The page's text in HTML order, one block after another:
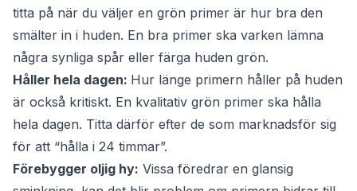
titta på när du väljer en grön primer är hur bra den
smälter in i huden. En bra primer ska varken lämna
några synliga spår eller färga huden grön.
Håller hela dagen: Hur länge primern håller på huden
är också kritiskt. En kvalitativ grön primer ska hålla
hela dagen. Titta därför efter de som marknadsför sig
för att “hålla i 24 timmar”.
Förebygger oljig hy: Vissa föredrar en glansig